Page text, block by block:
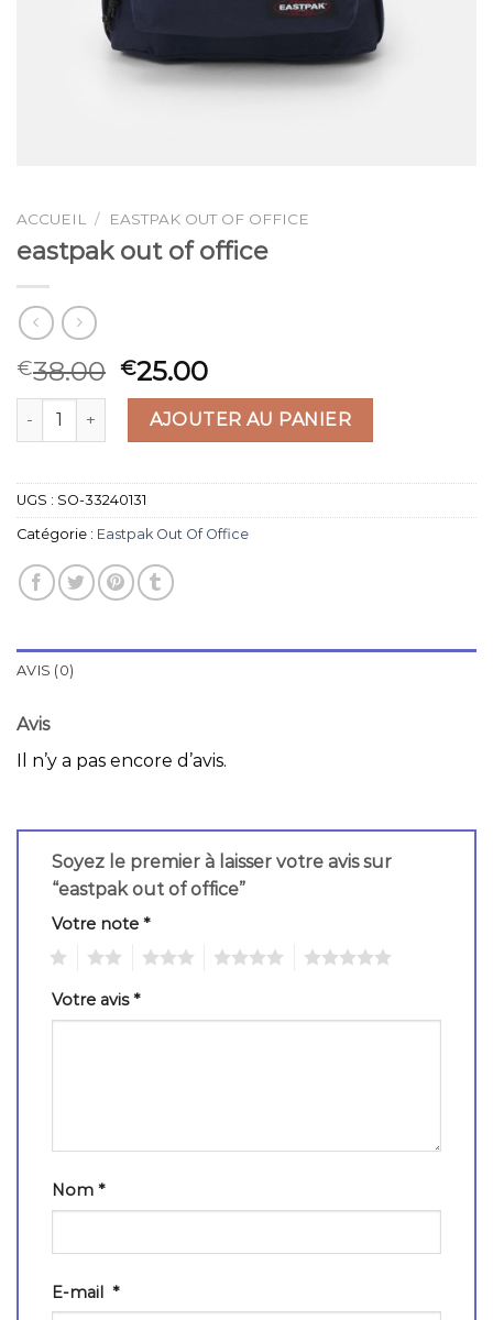
ACCUEIL / EASTPAK OUT OF OFFICE
eastpak out of office
€38.00 €25.00
quantité de eastpak out of office
AJOUTER AU PANIER
UGS : SO-33240131
Catégorie : Eastpak Out Of Office
AVIS (0)
Avis
Il n’y a pas encore d’avis.
Soyez le premier à laisser votre avis sur
“eastpak out of office”
Votre note *
Votre avis*
Nom *
E-mail *